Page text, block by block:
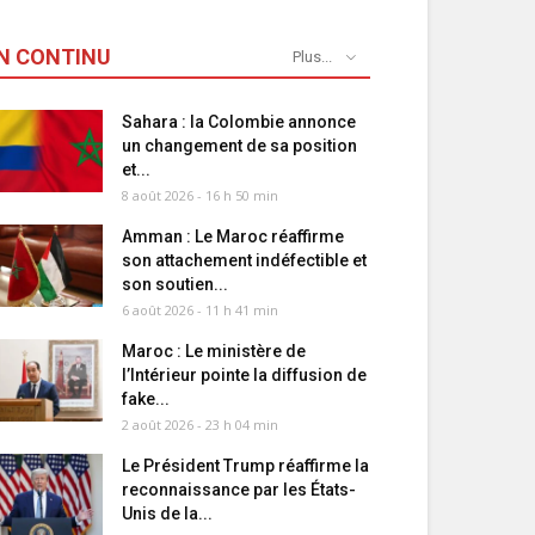
CONTINU Plus...
Sahara : la Colombie annonce
un changement de sa position
et...
8 août 2026 - 16 h 50 min
Amman : Le Maroc réaffirme
son attachement indéfectible et
son soutien...
6 août 2026 - 11 h 41 min
Maroc : Le ministère de
l’Intérieur pointe la diffusion de
fake...
2 août 2026 - 23 h 04 min
Le Président Trump réaffirme la
reconnaissance par les États-
Unis de la...